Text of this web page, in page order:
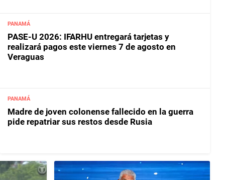
PANAMÁ
PASE-U 2026: IFARHU entregará tarjetas y
realizará pagos este viernes 7 de agosto en
Veraguas
PANAMÁ
Madre de joven colonense fallecido en la guerra
pide repatriar sus restos desde Rusia